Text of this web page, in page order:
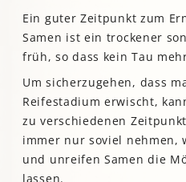
Ein guter Zeitpunkt zum
Samen ist ein trockener
früh, so dass kein Tau
Um sicherzugehen, dass
Reifestadium erwischt,
zu verschiedenen
immer nur soviel nehmen,
und unreifen Samen die
lassen.